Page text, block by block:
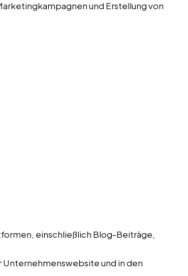
und Erstellung von
einschließlich Blog-Beiträge,
Unternehmenswebsite und in den